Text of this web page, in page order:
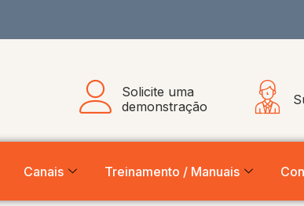
Solicite uma
demonstração
Canais Treinamento / Manuais